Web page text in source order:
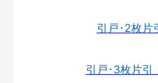
引戸･2枚片
引戸･3枚片引